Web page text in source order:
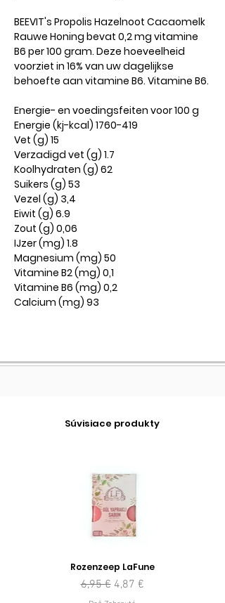
BEEVIT's Propolis Hazelnoot Cacaomelk
Rauwe Honing bevat 0,2 mg vitamine
B6 per 100 gram. Deze hoeveelheid
voorziet in 16% van uw dagelijkse
behoefte aan vitamine B6. Vitamine B6.
Energie- en voedingsfeiten voor 100 g
Energie (kj-kcal) 1760-419
Vet (g) 15
Verzadigd vet (g) 1.7
Koolhydraten (g) 62
Suikers (g) 53
Vezel (g) 3,4
Eiwit (g) 6.9
Zout (g) 0,06
IJzer (mg) 1.8
Magnesium (mg) 50
Vitamine B2 (mg) 0,1
Vitamine B6 (mg) 0,2
Calcium (mg) 93
Súvisiace produkty
Rozenzeep LaFune
Normálna cena
6,95 € Zľavnená cena
4,87 €